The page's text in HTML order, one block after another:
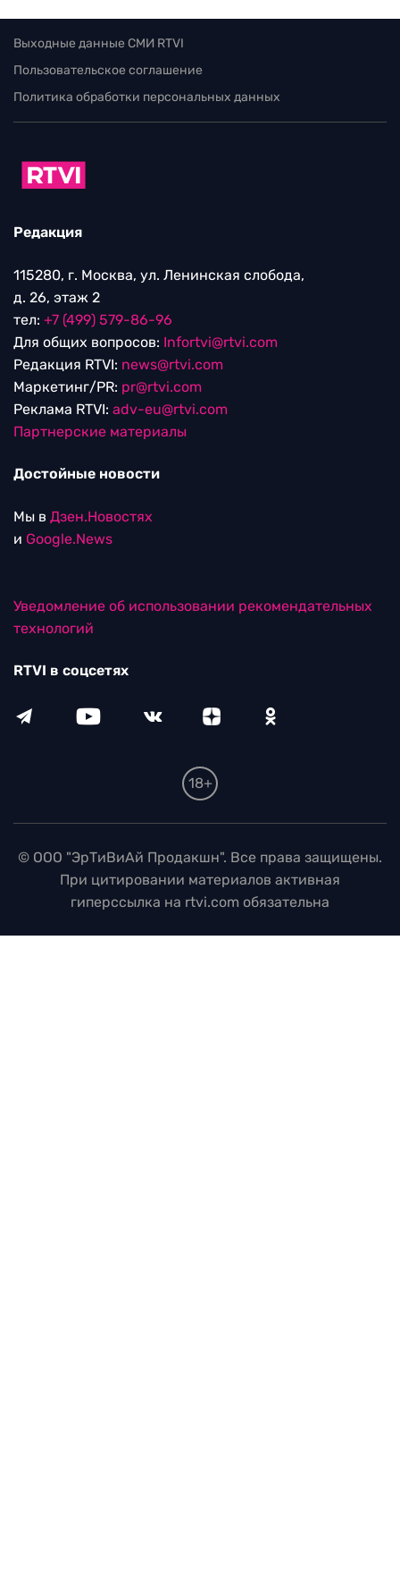
Выходные данные СМИ RTVI
Пользовательское соглашение
Политика обработки персональных данных
Редакция
115280, г. Москва, ул. Ленинская слобода,
д. 26, этаж 2
тел: +7 (499) 579-86-96
Для общих вопросов: Infortvi@rtvi.com
Редакция RTVI: news@rtvi.com
Маркетинг/PR: pr@rtvi.com
Реклама RTVI: adv-eu@rtvi.com
Партнерские материалы
Достойные новости
Мы в Дзен.Новостях
и Google.News
Уведомление об использовании рекомендательных
технологий
RTVI в соцсетях
18+
© ООО "ЭрТиВиАй Продакшн". Все права защищены.
При цитировании материалов активная
гиперссылка на rtvi.com обязательна